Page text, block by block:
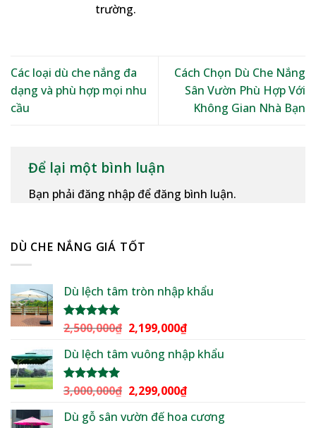
trường.
Các loại dù che nắng đa
dạng và phù hợp mọi nhu
cầu
Cách Chọn Dù Che Nắng
Sân Vườn Phù Hợp Với
Không Gian Nhà Bạn
Để lại một bình luận
Bạn phải đăng nhập để đăng bình luận.
DÙ CHE NẮNG GIÁ TỐT
Dù lệch tâm tròn nhập khẩu
Được xếp
5 sao
2,500,000₫ Giá
là:
2,199,000₫Giá
tại
2,199,000₫.
Dù lệch tâm vuông nhập khẩu
Được xếp
5 sao
3,000,000₫ Giá
là:
2,299,000₫Giá
tại
Dù gỗ sân vườn đế hoa cương